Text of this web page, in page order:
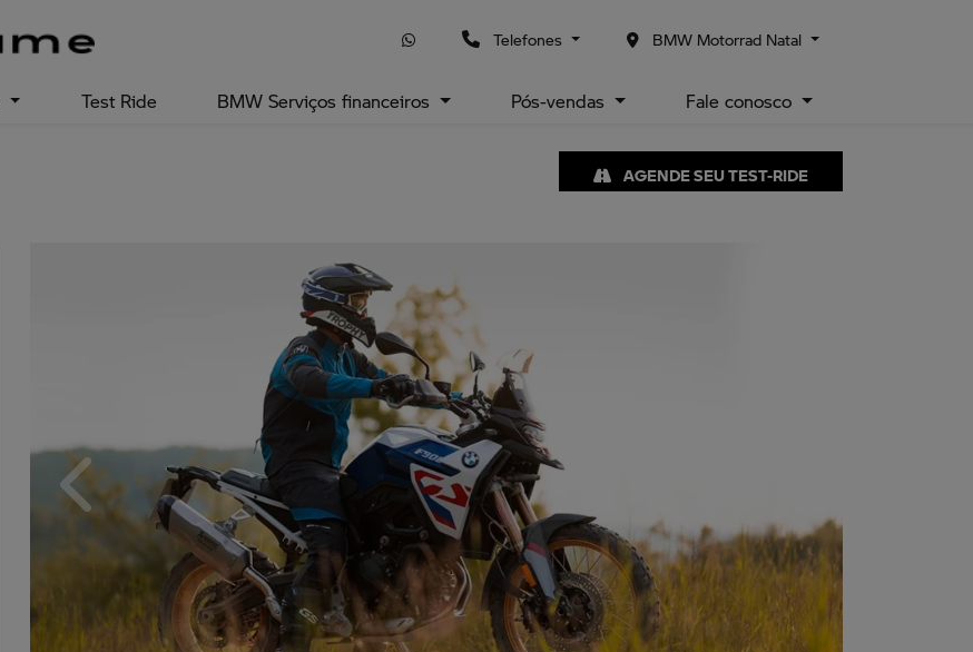
Telefones BMW Motorrad Natal
Test Ride BMW Serviços financeiros Pós-vendas Fale conosco
AGENDE SEU TEST-RIDE
Anterior